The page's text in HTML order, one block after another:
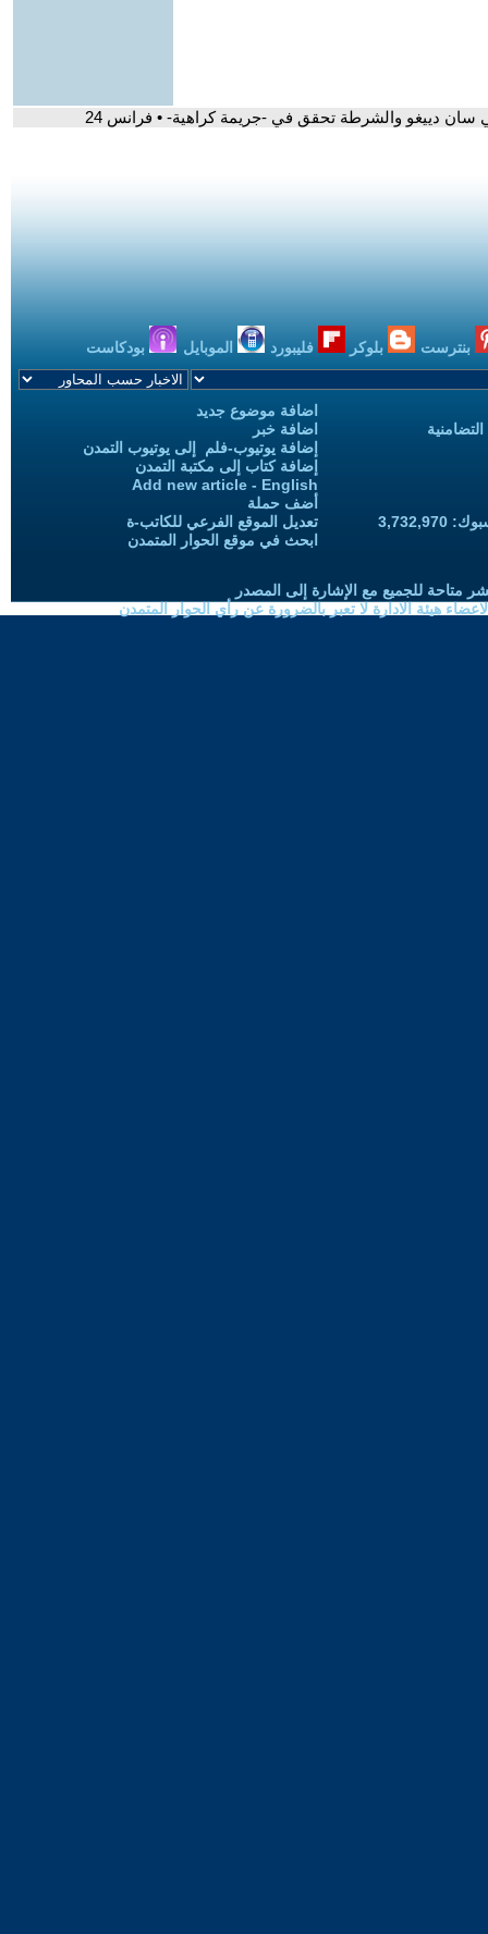
بنترست بلوكر فليبورد الموبايل بودكاست
اضافة موضوع جديد
اضافة خبر
إضافة يوتيوب-فلم إلى يوتيوب التمدن
إضافة كتاب إلى مكتبة التمدن
Add new article - English
أضف حملة
تعديل الموقع الفرعي للكاتب-ة
ابحث في موقع الحوار المتمدن
متاحة للجميع مع الإشارة إلى المصدر
هيئة الادارة لا تعبر بالضرورة عن رأي الحوار المتمدن